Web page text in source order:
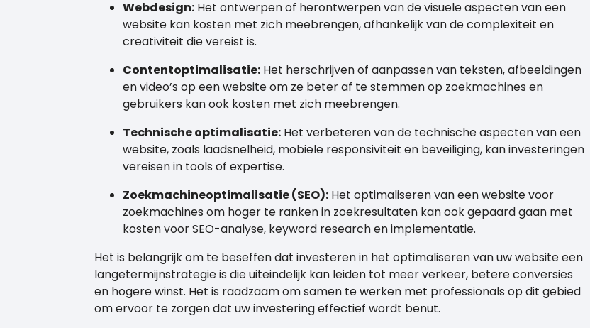
Webdesign: Het ontwerpen of herontwerpen van de visuele aspecten van een
website kan kosten met zich meebrengen, afhankelijk van de complexiteit en
creativiteit die vereist is.
Contentoptimalisatie: Het herschrijven of aanpassen van teksten, afbeeldingen
en video’s op een website om ze beter af te stemmen op zoekmachines en
gebruikers kan ook kosten met zich meebrengen.
Technische optimalisatie: Het verbeteren van de technische aspecten van een
website, zoals laadsnelheid, mobiele responsiviteit en beveiliging, kan investeringen
vereisen in tools of expertise.
Zoekmachineoptimalisatie (SEO): Het optimaliseren van een website voor
zoekmachines om hoger te ranken in zoekresultaten kan ook gepaard gaan met
kosten voor SEO-analyse, keyword research en implementatie.
Het is belangrijk om te beseffen dat investeren in het optimaliseren van uw website een
langetermijnstrategie is die uiteindelijk kan leiden tot meer verkeer, betere conversies
en hogere winst. Het is raadzaam om samen te werken met professionals op dit gebied
om ervoor te zorgen dat uw investering effectief wordt benut.